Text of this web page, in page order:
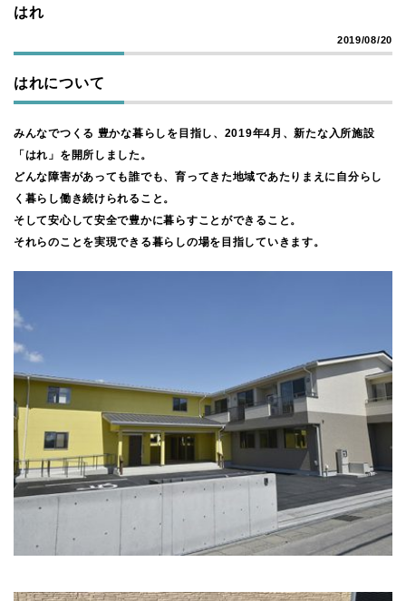
はれ
2019/08/20
はれについて
みんなでつくる 豊かな暮らしを目指し、2019年4月、新たな入所施設
「はれ」を開所しました。
どんな障害があっても誰でも、育ってきた地域であたりまえに自分らし
く暮らし働き続けられること。
そして安心して安全で豊かに暮らすことができること。
それらのことを実現できる暮らしの場を目指していきます。